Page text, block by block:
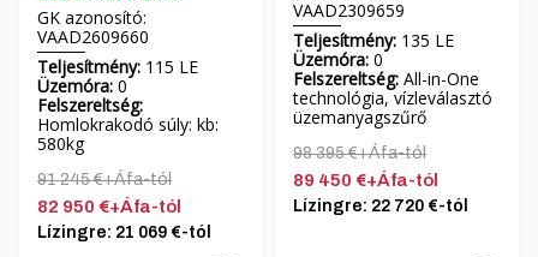
GK azonosító:
VAAD2609660
Teljesítmény: 115 LE
Üzemóra: 0
Felszereltség:
Homlokrakodó súly: kb:
580kg
91 245 €+Áfa-tól
82 950 €+Áfa-tól
Lízingre: 21 069 €-tól
VAAD2309659
Teljesítmény: 135 LE
Üzemóra: 0
Felszereltség: All-in-One
technológia, vízleválasztó
üzemanyagszűrő
98 395 €+Áfa-tól
89 450 €+Áfa-tól
Lízingre: 22 720 €-tól